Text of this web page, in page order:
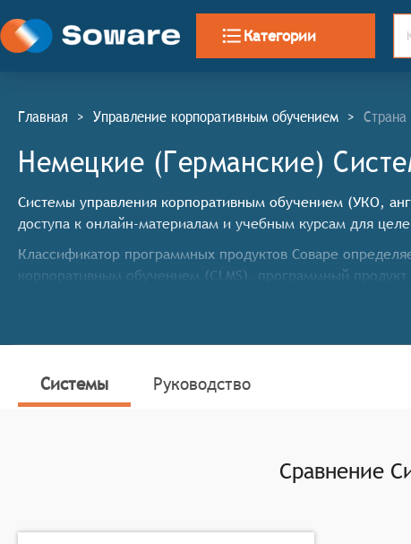
Категории
Главная > Управление корпоративным обучением >
Немецкие (Германские)
Системы управления корпоративным обучением (УКО,
доступа к онлайн-материалам и учебным курсам для
Классификатор программных продуктов Соваре
корпоративным обучением (CLMS), программный
Управление обучающими программами: система
Управление содержанием обучения: система
интерактивных модулей и других форматов.
Управление коммуникациями: Система
учениками, для обратной связи и общения внутри
Системы Руководство
Сравнение